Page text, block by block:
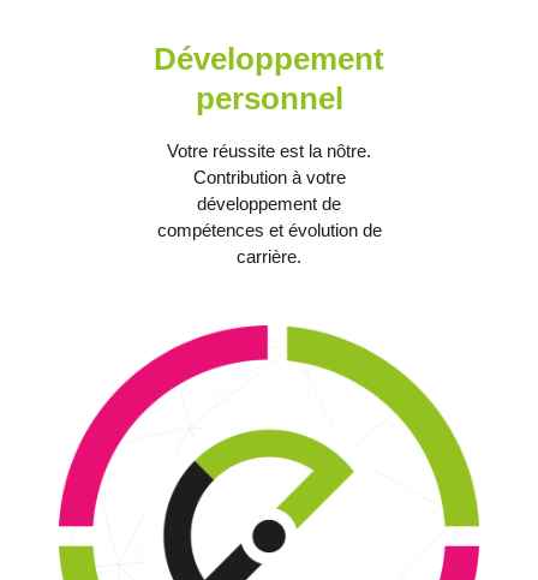
Développement
personnel
Votre réussite est la nôtre.
Contribution à votre
développement de
compétences et évolution de
carrière.